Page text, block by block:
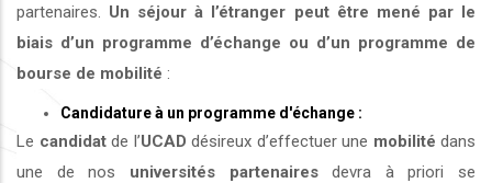
partenaires. Un séjour à l’étranger peut être mené par le
biais d’un programme d’échange ou d’un programme de
bourse de mobilité :
Candidature à un programme d'échange :
Le candidatde l’UCAD désireux d’effectuer une mobilité dans
une de nos universités partenairesdevra à priori se